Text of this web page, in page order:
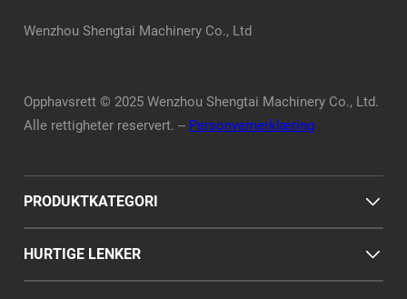
Wenzhou Shengtai Machinery Co., Ltd
Opphavsrett © 2025 Wenzhou Shengtai Machinery Co., Ltd.
Alle rettigheter reservert. -- Personvernerklæring
PRODUKTKATEGORI
HURTIGE LENKER